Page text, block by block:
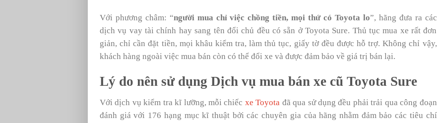
Với phương châm: “người mua chỉ việc chồng tiền, mọi thứ có Toyota lo”, hãng đưa ra các
dịch vụ vay tài chính hay sang tên đổi chủ đều có sẵn ở Toyota Sure. Thủ tục mua xe rất đơn
giản, chỉ cần đặt tiền, mọi khâu kiểm tra, làm thủ tục, giấy tờ đều được hỗ trợ. Không chỉ vậy,
khách hàng ngoài việc mua bán còn có thể đổi xe và được đảm bảo về giá trị bán lại.
Lý do nên sử dụng Dịch vụ mua bán xe cũ Toyota Sure
Với dịch vụ kiểm tra kĩ lưỡng, mỗi chiếc xe Toyota đã qua sử dụng đều phải trải qua công đoạn
đánh giá với 176 hạng mục kĩ thuật bởi các chuyên gia của hãng nhằm đảm bảo các tiêu chí